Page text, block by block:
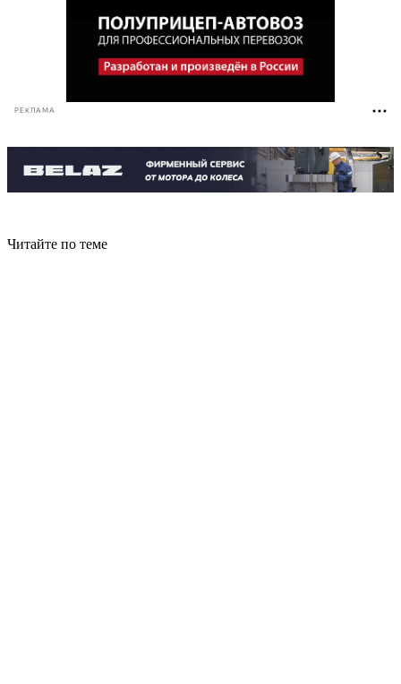
РЕКЛАМА
Читайте по теме